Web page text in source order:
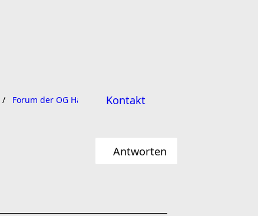
Kontakt
Forum der OG Hannover
Antworten